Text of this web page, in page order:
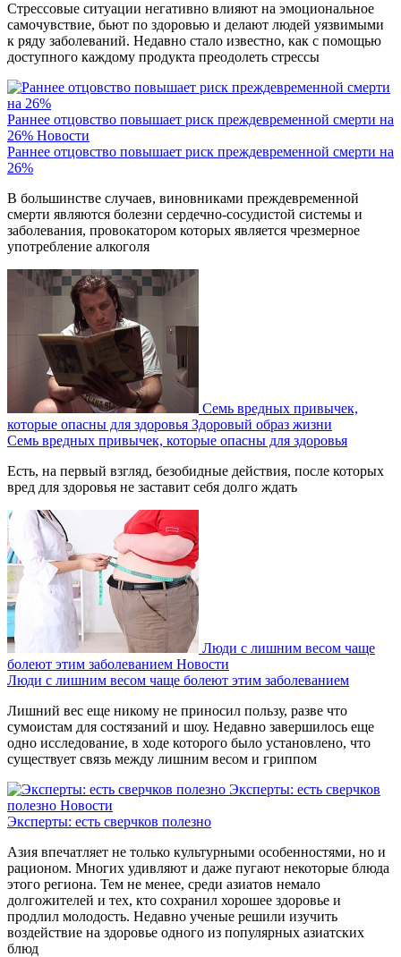
Стрессовые ситуации негативно влияют на эмоциональное
самочувствие, бьют по здоровью и делают людей уязвимыми
к ряду заболеваний. Недавно стало известно, как с помощью
доступного каждому продукта преодолеть стрессы
Раннее отцовство повышает риск преждевременной смерти на
26% Новости
Раннее отцовство повышает риск преждевременной смерти на
26%
В большинстве случаев, виновниками преждевременной
смерти являются болезни сердечно-сосудистой системы и
заболевания, провокатором которых является чрезмерное
употребление алкоголя
Семь вредных привычек,
которые опасны для здоровья Здоровый образ жизни
Семь вредных привычек, которые опасны для здоровья
Есть, на первый взгляд, безобидные действия, после которых
вред для здоровья не заставит себя долго ждать
Люди с лишним весом чаще
болеют этим заболеванием Новости
Люди с лишним весом чаще болеют этим заболеванием
Лишний вес еще никому не приносил пользу, разве что
сумоистам для состязаний и шоу. Недавно завершилось еще
одно исследование, в ходе которого было установлено, что
существует связь между лишним весом и гриппом
Эксперты: есть сверчков
полезно Новости
Эксперты: есть сверчков полезно
Азия впечатляет не только культурными особенностями, но и
рационом. Многих удивляют и даже пугают некоторые блюда
этого региона. Тем не менее, среди азиатов немало
долгожителей и тех, кто сохранил хорошее здоровье и
продлил молодость. Недавно ученые решили изучить
воздействие на здоровье одного из популярных азиатских
блюд